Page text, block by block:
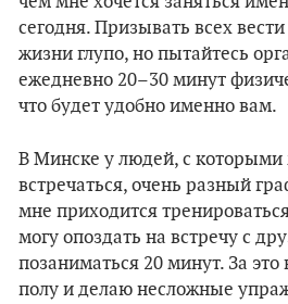
сегодня. Призывать всех
жизни глупо, но пытайтесь
ежедневно 20–30 минут
что будет удобно именно вам.
В Минске у людей, с
встречаться, очень разный
мне приходится
могу опоздать на встречу с
позаниматься 20 минут. За
полу и делаю несложные